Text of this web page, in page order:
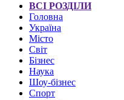
ВСІ РОЗДІЛИ
Головна
Україна
Місто
Світ
Бізнес
Наука
Шоу-бізнес
Спорт